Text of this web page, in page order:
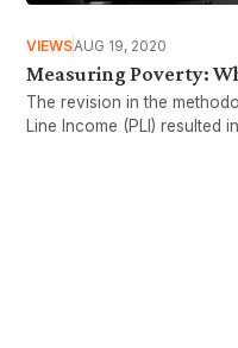
VIEWSAUG 19, 2020
Measuring Poverty:
The revision in the
Line Income (PLI) resulted